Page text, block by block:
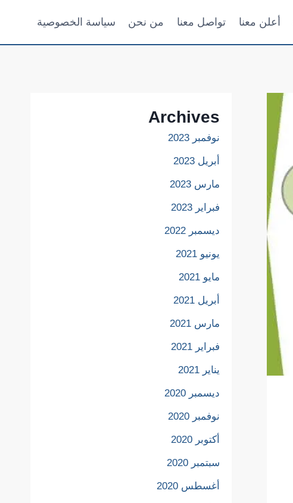
أعلن معنا تواصل معنا من نحن سياسة الخصوصية
Archives
نوفمبر 2023
أبريل 2023
مارس 2023
فبراير 2023
ديسمبر 2022
يونيو 2021
مايو 2021
أبريل 2021
مارس 2021
فبراير 2021
يناير 2021
ديسمبر 2020
نوفمبر 2020
أكتوبر 2020
سبتمبر 2020
أغسطس 2020